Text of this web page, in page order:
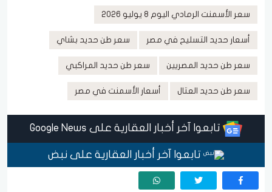
سعر الأسمنت الرمادي اليوم 8 يوليو 2026
أسعار حديد التسليح في مصر سعر طن حديد بشاي
سعر طن حديد المصريين سعر طن حديد المراكبي
سعر طن حديد العتال أسعار الأسمنت في مصر
تابعوا آخر أخبار العقارية على Google News
تابعوا آخر أخبار العقارية على نبض